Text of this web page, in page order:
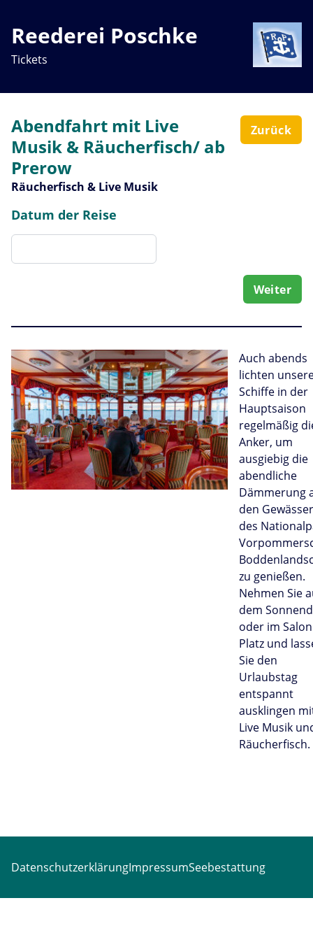
Reederei Poschke
Tickets
Abendfahrt mit Live
Musik & Räucherfisch/ ab
Prerow
Räucherfisch & Live Musik
Zurück
Datum der Reise
Weiter
Auch abends
lichten
Schiffe in der
Hauptsaison
regelmäßig
Anker, um
ausgiebig die
abendliche
Dämmerung
den
des
zu genießen.
Nehmen Sie
dem
oder im Salon
Platz und
Sie den
Urlaubstag
entspannt
ausklingen
Live Musik
Räucherfisch.
DatenschutzerklärungImpressumSeebestattung